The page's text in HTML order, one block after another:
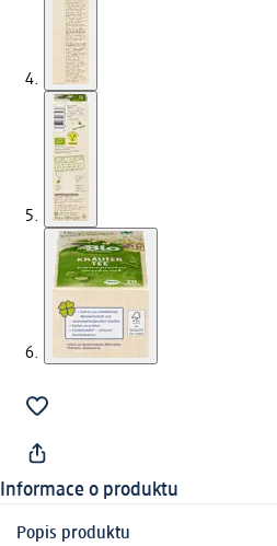
Informace o produktu
Popis produktu